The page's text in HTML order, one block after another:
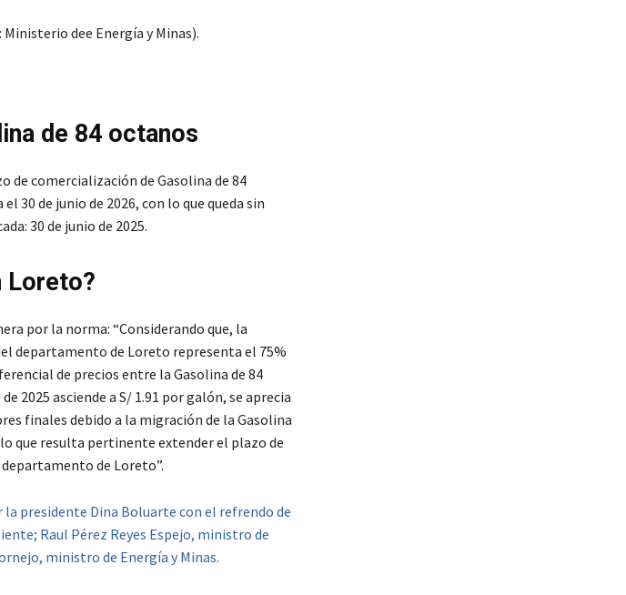
de 84 octanos
de comercialización de Gasolina de 84
30 de junio de 2026, con lo que queda sin
30 de junio de 2025.
Loreto?
por la norma: “Considerando que, la
departamento de Loreto representa el 75%
de precios entre la Gasolina de 84
2025 asciende a S/ 1.91 por galón, se aprecia
finales debido a la migración de la Gasolina
que resulta pertinente extender el plazo de
de Loreto”.
presidente Dina Boluarte con el refrendo de
Raul Pérez Reyes Espejo, ministro de
ministro de Energía y Minas.